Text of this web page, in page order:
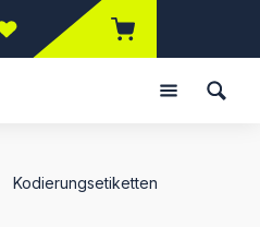
Du hast 0 Produkte auf dem
Kodierungsetiketten